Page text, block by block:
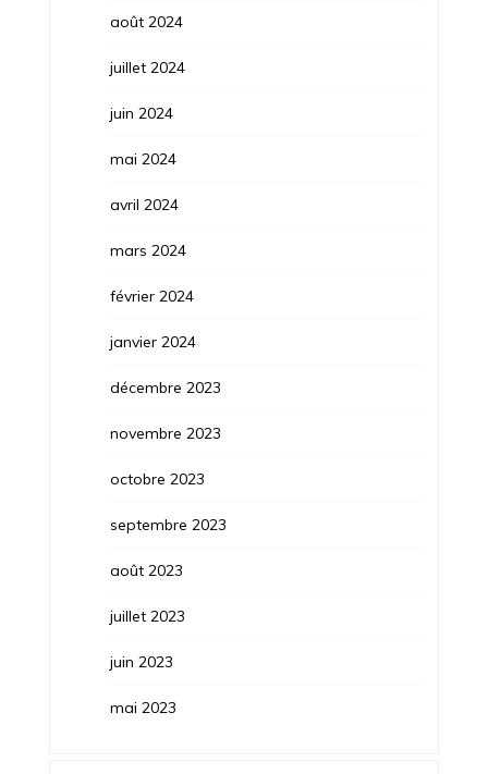
août 2024
juillet 2024
juin 2024
mai 2024
avril 2024
mars 2024
février 2024
janvier 2024
décembre 2023
novembre 2023
octobre 2023
septembre 2023
août 2023
juillet 2023
juin 2023
mai 2023